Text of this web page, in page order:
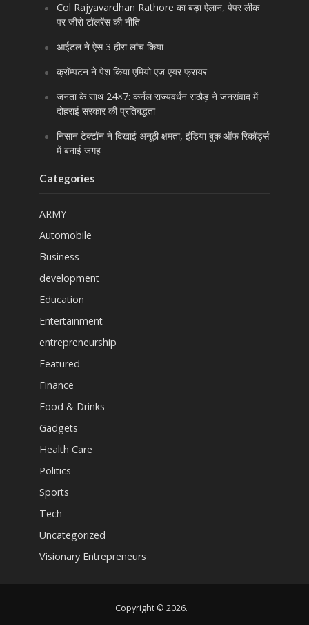
Col Rajyavardhan Rathore का बड़ा ऐलान, पेपर लीक
पर जीरो टॉलरेंस की नीति
आईटल ने ऐस 3 हीरा लांच किया
क्रॉम्पटन ने पेश किया एमियो एज एयर फ्रायर
जनता के साथ 24×7: कर्नल राज्यवर्धन राठौड़ ने जनसंवाद में
दोहराई सरकार की प्रतिबद्धता
निसान टेक्टॉन ने दिखाई अनूठी क्षमता, इंडिया बुक ऑफ रिकॉर्ड्स
में बनाई जगह
Categories
ARMY
Automobile
Business
development
Education
Entertainment
entrepreneurship
Featured
Finance
Food & Drinks
Gadgets
Health Care
Politics
Sports
Tech
Uncategorized
Visionary Entrepreneurs
Copyright © 2026.